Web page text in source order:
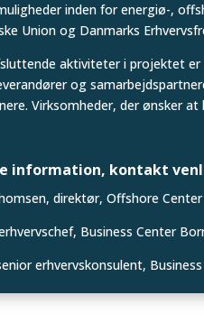
inden for energiø-,
Union og Danmarks
aktiviteter i projektet
og
Virksomheder, der ønsker
information, kontakt
direktør, Offshore
Business Center
erhvervskonsulent,